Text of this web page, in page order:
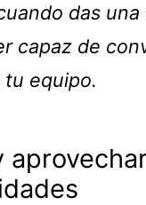
das una
capaz de
tu equipo.